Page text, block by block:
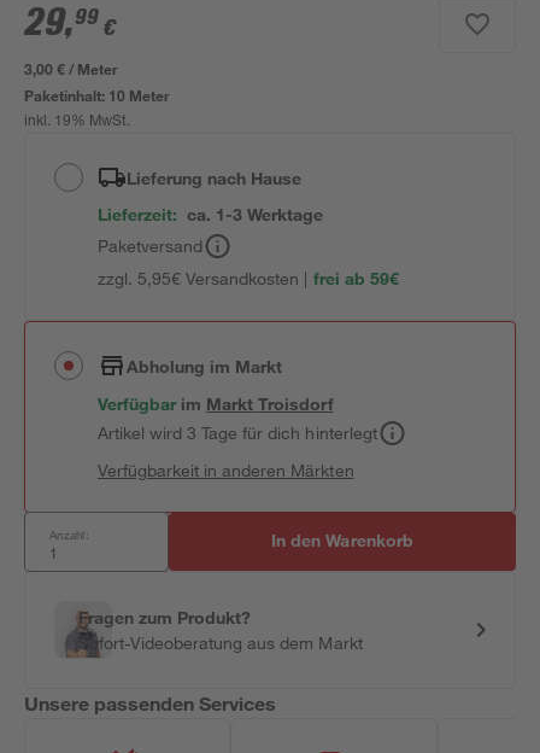
29,99 €
3,00 € / Meter
Paketinhalt: 10 Meter
inkl. 19% MwSt.
Lieferung nach Hause
Lieferzeit: ca. 1-3 Werktage
Paketversand
zzgl. 5,95€ Versandkosten | frei ab 59€
Abholung im Markt
Verfügbar im MarktTroisdorf
Artikel wird 3 Tage für dich hinterlegt
Verfügbarkeit in anderen Märkten
Anzahl: In den Warenkorb
Fragen zum Produkt?
Sofort-Videoberatung aus dem Markt
Unsere passenden Services